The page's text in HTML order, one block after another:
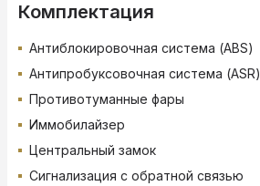
Комплектация
Антиблокировочная система (ABS)
Антипробуксовочная система (ASR)
Противотуманные фары
Иммобилайзер
Центральный замок
Сигнализация с обратной связью